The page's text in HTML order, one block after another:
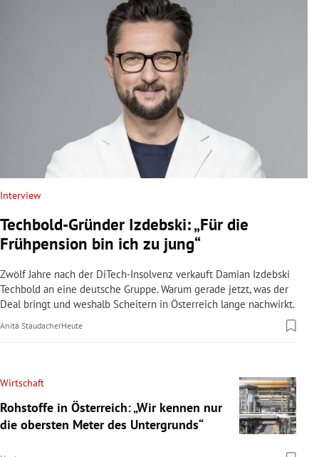
Interview
Techbold-Gründer Izdebski: „Für die
Frühpension bin ich zu jung“
Zwölf Jahre nach der DiTech-Insolvenz verkauft Damian Izdebski
Techbold an eine deutsche Gruppe. Warum gerade jetzt, was der
Deal bringt und weshalb Scheitern in Österreich lange nachwirkt.
Anita StaudacherHeute
Wirtschaft
Rohstoffe in Österreich: „Wir kennen nur
die obersten Meter des Untergrunds“